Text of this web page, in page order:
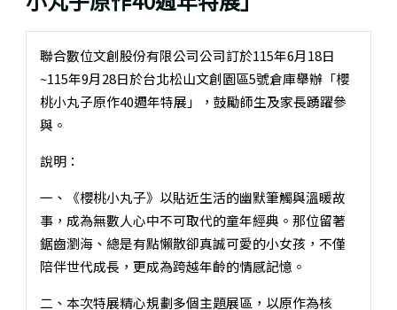
聯合數位文創股份有限公司公司訂於115年6月18日
~115年9月28日於台北松山文創園區5號倉庫舉辦「櫻
桃小丸子原作40週年特展」，鼓勵師生及家長踴躍參
與。
說明：
一、《櫻桃小丸子》以貼近生活的幽默筆觸與溫暖故
事，成為無數人心中不可取代的童年經典。那位留著
鋸齒瀏海、總是有點懶散卻真誠可愛的小女孩，不僅
陪伴世代成長，更成為跨越年齡的情感記憶。
二、本次特展精心規劃多個主題展區，以原作為核